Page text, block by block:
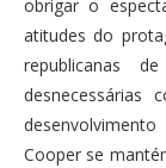
obrigar o
atitudes do
republicanas
desnecessárias
Cooper se